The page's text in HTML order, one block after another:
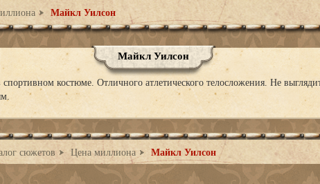
Майкл Уилсон
Майкл Уилсон
костюме. Отличного атлетического телосложения. Не
сюжетов Цена миллиона Майкл Уилсон